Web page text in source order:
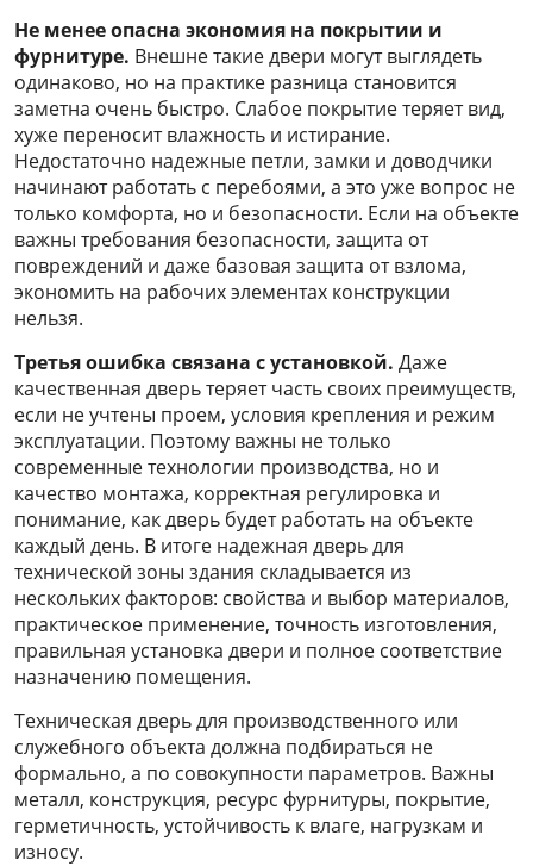
Не менее опасна экономия на покрытии и
фурнитуре. Внешне такие двери могут выглядеть
одинаково, но на практике разница становится
заметна очень быстро. Слабое покрытие теряет вид,
хуже переносит влажность и истирание.
Недостаточно надежные петли, замки и доводчики
начинают работать с перебоями, а это уже вопрос не
только комфорта, но и безопасности. Если на объекте
важны требования безопасности, защита от
повреждений и даже базовая защита от взлома,
экономить на рабочих элементах конструкции
нельзя.
Третья ошибка связана с установкой. Даже
качественная дверь теряет часть своих преимуществ,
если не учтены проем, условия крепления и режим
эксплуатации. Поэтому важны не только
современные технологии производства, но и
качество монтажа, корректная регулировка и
понимание, как дверь будет работать на объекте
каждый день. В итоге надежная дверь для
технической зоны здания складывается из
нескольких факторов: свойства и выбор материалов,
практическое применение, точность изготовления,
правильная установка двери и полное соответствие
назначению помещения.
Техническая дверь для производственного или
служебного объекта должна подбираться не
формально, а по совокупности параметров. Важны
металл, конструкция, ресурс фурнитуры, покрытие,
герметичность, устойчивость к влаге, нагрузкам и
износу.